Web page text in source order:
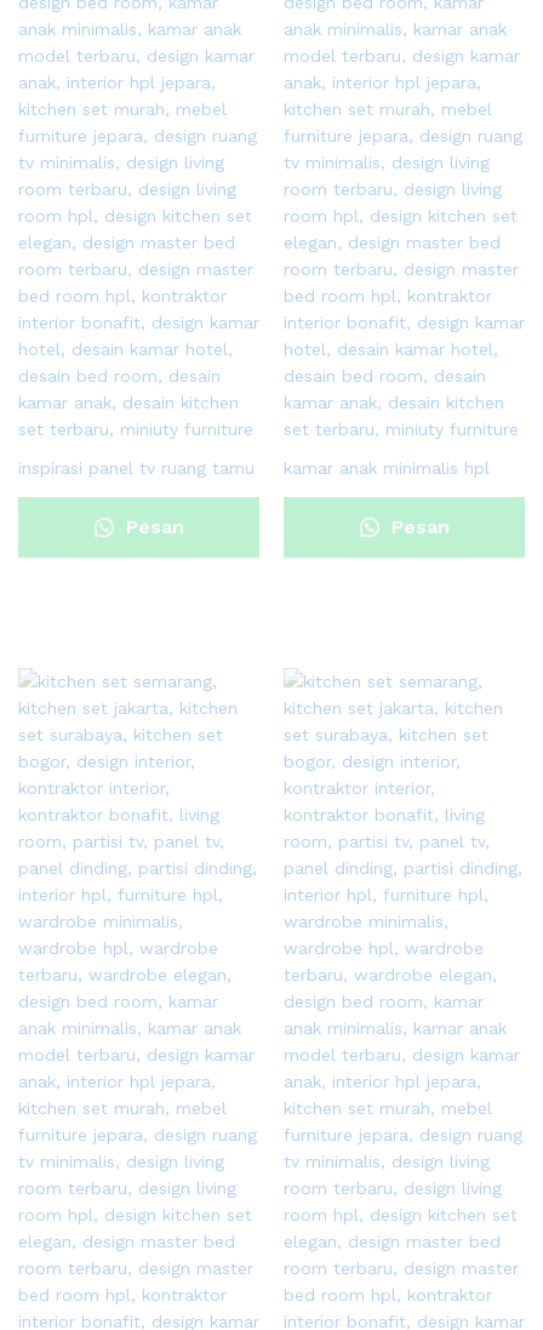
inspirasi panel tv ruang tamu
Pesan
kamar anak minimalis hpl
Pesan